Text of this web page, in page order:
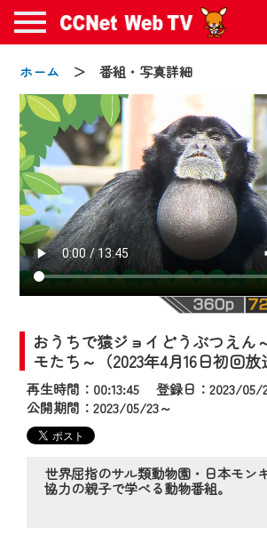
ホーム ＞ 番組・写真詳細
おうちで猿ジョイどうぶつえん
モたち～（2023年4月16日初回放
再生時間：00:13:45 登録日：2023/
公開期間：2023/05/23～
世界屈指のサル類動物園・日本モン
協力の親子で学べる動物番組。
お知らせ
2024/09/02
動画配信サービス『CCNet
年9月24日からリニューアルし
【変更点】
◆デザイン変更により、お住
の動画コンテンツが一目瞭然。
◆当社アプリやＰＣブラウザ
でも・どこでも・外出先でも！
CCNetサービスエリア20市町
番組をご視聴いただけます！